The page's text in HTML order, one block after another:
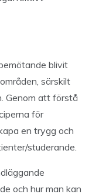
blivit
särskilt
Genom att förstå
för
en trygg och
studerande.
och hur man kan